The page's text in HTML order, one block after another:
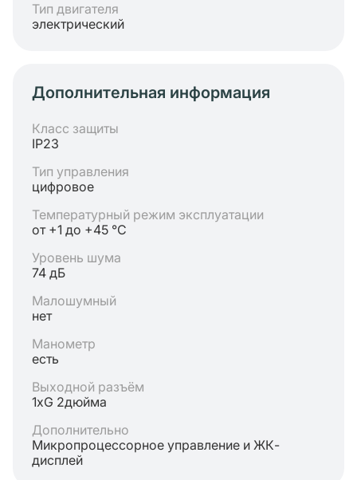
Тип двигателя
электрический
Дополнительная информация
Класс защиты
IP23
Тип управления
цифровое
Температурный режим эксплуатации
от +1 до +45 °C
Уровень шума
74 дБ
Малошумный
нет
Манометр
есть
Выходной разъём
1хG 2дюйма
Дополнительно
Микропроцессорное управление и ЖК-
дисплей